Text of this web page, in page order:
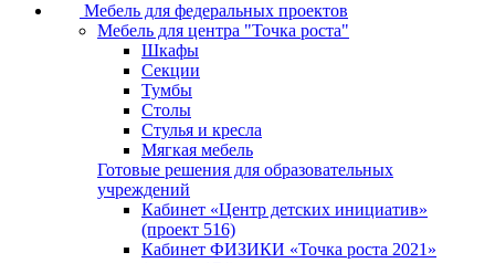
Мебель для федеральных проектов
Мебель для центра "Точка роста"
Шкафы
Секции
Тумбы
Столы
Стулья и кресла
Мягкая мебель
Готовые решения для образовательных
учреждений
Кабинет «Центр детских инициатив»
(проект 516)
Кабинет ФИЗИКИ «Точка роста 2021»